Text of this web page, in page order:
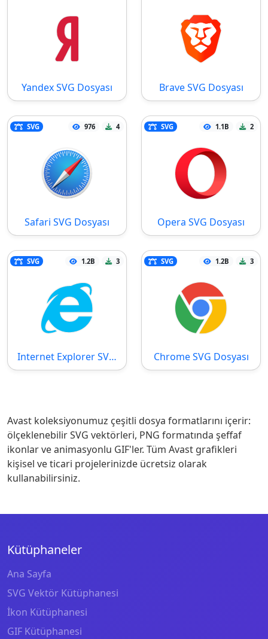
Yandex SVG Dosyası Brave SVG Dosyası
SVG 976 4
Safari SVG Dosyası
SVG 1.1B 2
Opera SVG Dosyası
SVG 1.2B 3
Internet Explorer SVG Dosyası
SVG 1.2B 3
Chrome SVG Dosyası
Avast koleksiyonumuz çeşitli dosya formatlarını içerir:
ölçeklenebilir SVG vektörleri, PNG formatında şeffaf
ikonlar ve animasyonlu GIF'ler. Tüm Avast grafikleri
kişisel ve ticari projelerinizde ücretsiz olarak
kullanabilirsiniz.
Kütüphaneler
Ana Sayfa
SVG Vektör Kütüphanesi
İkon Kütüphanesi
GIF Kütüphanesi